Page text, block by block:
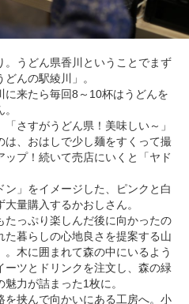
うどん県香川ということでまず
んの駅綾川」。
に来たら毎回8～10杯はうどんを
さすがうどん県！美味しい～」
は、おはしで少し麺をすくって撮
プ！続いて売店にいくと「ヤド
」をイメージした、ピンクと白
量購入するかおしさん。
たっぷり楽しんだ後に向かったの
暮らしの心地良さを提案する山
木に囲まれて森の中にいるよう
ーツとドリンクを注文し、森の緑
力が詰まった1枚に。
を挟んで向かいにある工房へ。小